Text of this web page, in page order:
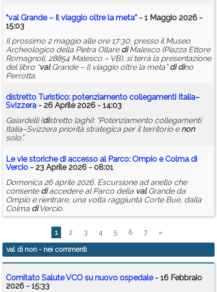
“valGrande – Il viaggio oltre la meta” - 1 Maggio 2026 -
15:03
Il prossimo 2 maggio alle ore 17:30, presso il Museo
Archeologico della Pietra Ollare diMalesco (Piazza Ettore
Romagnoli, 28854 Malesco – VB), si terrà la presentazione
del libro “valGrande – Il viaggio oltre la meta”di dino
Perrotta.
distretto Turistico: potenziamento collegamenti Italia–
Svizzera - 26 Aprile 2026 - 14:03
Gaiardelli (distretto laghi): “Potenziamento collegamenti
Italia–Svizzera priorità strategica per il territorio e non
solo”.
Le vie storichedi accesso al Parco: Ompio e Colma di
Vercio - 23 Aprile 2026 - 08:01
Domenica 26 aprile 2026. Escursione ad anello che
consente diaccedere al Parco della valGrande da
Ompio e rientrare, una volta raggiunta Corte Buè, dalla
Colma diVercio.
1 2 3 4 5 6 7 »
val di non - nei commenti
Comitato Salute VCO su nuovo ospedale- 16 Febbraio
2026 - 15:33